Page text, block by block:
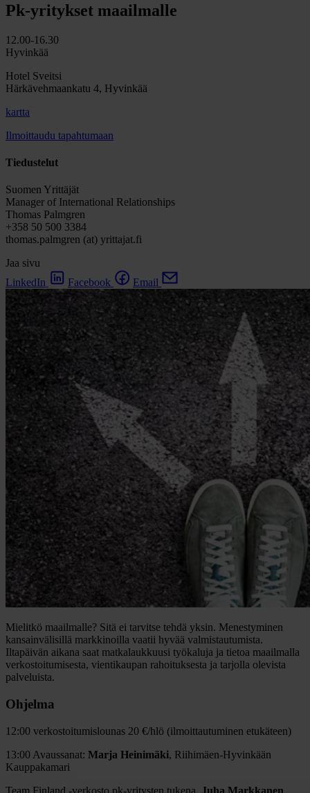
Pk-yritykset maailmalle
12.00-16.30
Hyvinkää
Hotel Sveitsi
Härkävehmaankatu 4, Hyvinkää
kartta
Ilmoittaudu tapahtumaan
Tiedustelut
Suomen Yrittäjät
Manager of International Relationships
Thomas Palmgren
+358 50 500 3384
thomas.palmgren (at) yrittajat.fi
Jaa sivu
LinkedIn
Facebook Email
Mielitkö maailmalle? Sitä ei tarvitse tehdä yksin. Menestyminen
kansainvälisillä markkinoilla vaatii hyvää valmistautumista.
Iltapäivän aikana saat matkalaukkuusi työkaluja ja tietoa maailmalla
verkostoitumisesta, vientikaupan rahoituksesta ja tarjolla olevista
palveluista.
Ohjelma
12:00 verkostoitumislounas 20 €/hlö (ilmoittautuminen etukäteen)
13:00 Avaussanat: Marja Heinimäki, Riihimäen-Hyvinkään
Kauppakamari
Team Finland -verkosto pk-yritysten tukena,
Juha Markkanen